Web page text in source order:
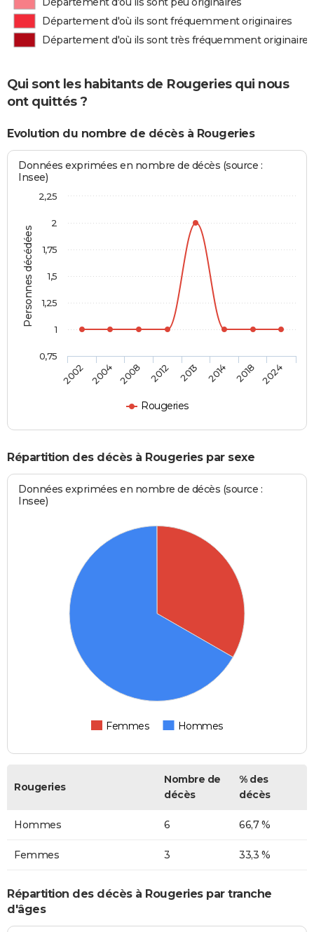
Département d'où ils sont fréquemment originaires
Département d'où ils sont très fréquemment originaires
Qui sont les habitants de Rougeries qui nous
ont quittés ?
Evolution du nombre de décès à Rougeries
Personnes décédées
Données exprimées en nombre de décès (source :
Insee)
Rougeries
2002 2004 2008 2012 2013 2014 2018 2024
0,75
1
1,25
1,5
1,75
2
2,25
Répartition des décès à Rougeries par sexe
Données exprimées en nombre de décès (source :
Insee)
Femmes Hommes
Rougeries
Nombre de
décès
% des
décès
Hommes 6 66,7 %
Femmes 3 33,3 %
Répartition des décès à Rougeries par tranche
d'âges